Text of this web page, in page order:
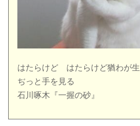
はたらけど はたらけど猶わが
ぢっと手を見る
石川啄木『一握の砂』